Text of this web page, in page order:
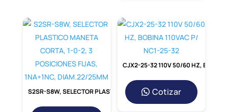
reduciendo laspérdidas de
energía.
Aislamiento
Superior
La funda marrón
sobremoldeada protege
ofrece una resistencia
excepcional al calor, a los
productos químicos y a la
Cotizar